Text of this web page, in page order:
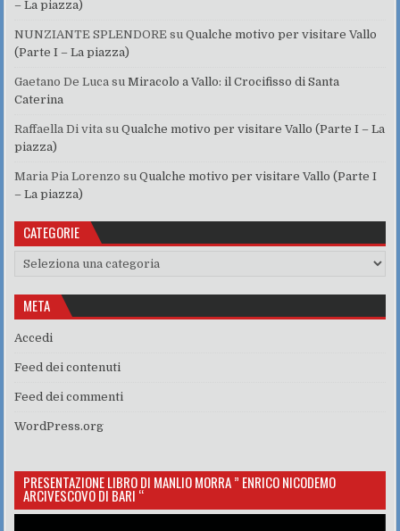
– La piazza)
NUNZIANTE SPLENDORE suQualche motivo per visitare Vallo
(Parte I – La piazza)
Gaetano De Luca suMiracolo a Vallo: il Crocifisso di Santa
Caterina
Raffaella Di vita suQualche motivo per visitare Vallo (Parte I – La
piazza)
Maria Pia Lorenzo suQualche motivo per visitare Vallo (Parte I
– La piazza)
CATEGORIE
Categorie
META
Accedi
Feed dei contenuti
Feed dei commenti
WordPress.org
PRESENTAZIONE LIBRO DI MANLIO MORRA ” ENRICO NICODEMO
ARCIVESCOVO DI BARI “